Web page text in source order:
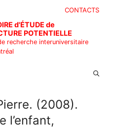
CONTACTS
d'ÉTUDE de
POTENTIELLE
recherche interuniversitaire
(2008).
l’enfant,